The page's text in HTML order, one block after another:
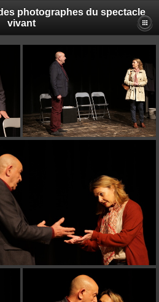
photographes du spectacle
vivant